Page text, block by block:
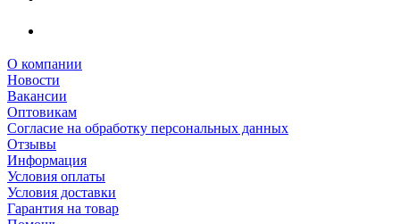
О компании
Новости
Вакансии
Оптовикам
Cогласие на обработку персональных данных
Отзывы
Информация
Условия оплаты
Условия доставки
Гарантия на товар